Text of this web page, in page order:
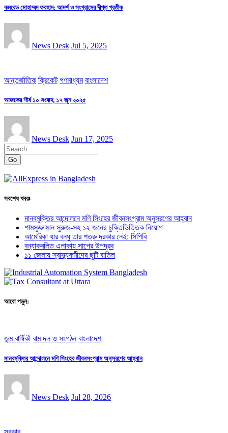
কমরেড মোহাম্মদ ফরহাদ: আদর্শ ও সংগ্রামের দীপ্ত প্রতীক
News Desk Jul 5, 2025
আন্তর্জাতিক ক্রিকেট গণমাধ্যম বাংলাদেশ
আজকের শীর্ষ ১০ সংবাদ, ১৭ জুন ২০২৫
News Desk Jun 17, 2025
Go
সবশেষ খবরঃ
মানবমুক্তির আন্দোলনে মণি সিংহের জীবনসংগ্রাম অনুসরণের আহ্বান
শামসুজ্জামান সুরুজ-সহ ১২ জনের চুক্তিভিত্তিক নিয়োগ
আমেরিকা যার বন্ধু তার শত্রু দরকার নেই: সিপিবি
বন্যাকবলিত এলাকায় সাপের উপদ্রব
১১ জেলায় স্বাস্থ্যকর্মীদের ছুটি বাতিল
আরো পড়ুন:
জন্ম বার্ষিকী বাম দল ও সংগঠন বাংলাদেশ
মানবমুক্তির আন্দোলনে মণি সিংহের জীবনসংগ্রাম অনুসরণের আহ্বান
News Desk Jul 28, 2026